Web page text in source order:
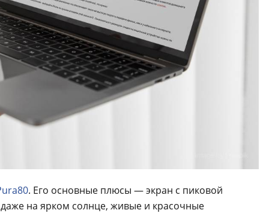
. Его основные плюсы — экран с пиковой
на ярком солнце, живые и красочные